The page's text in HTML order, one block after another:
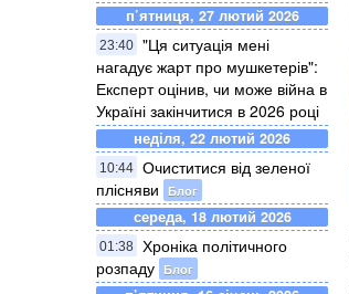
п’ятниця, 27 лютий 2026
23:40 "Ця ситуація мені
нагадує жарт про мушкетерів":
Експерт оцінив, чи може війна в
Україні закінчитися в 2026 році
неділя, 22 лютий 2026
10:44 Очиститися від зеленої
плісняви
Блог
середа, 18 лютий 2026
01:38 Хроніка політичного
розпаду Блог